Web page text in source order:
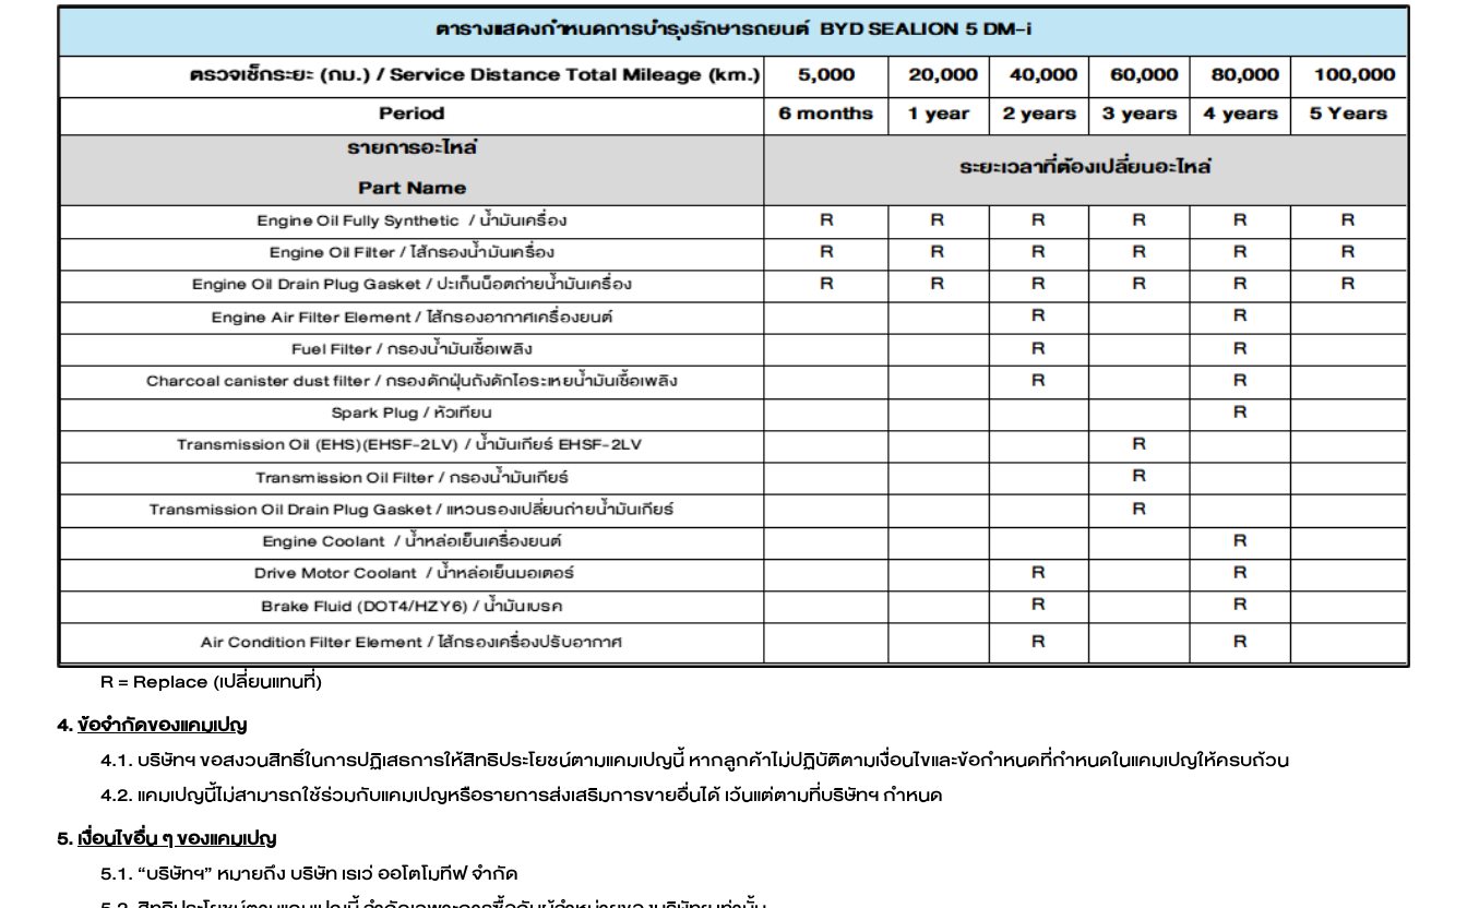
R = Replace (เปลี่ยนแทนที่)
4.ข้อจำกัดของแคมเปญ
4.1. บริษัทฯ ขอสงวนสิทธิ์ในการปฏิเสธการให้สิทธิประโยชน์ตามแคมเปญนี้ หากลูกค้าไม่ปฏิบัติตามเงื่อนไขและข้อกำหนดที่กำหนดในแคมเปญให้ครบถ้วน
4.2. แคมเปญนี้ไม่สามารถใช้ร่วมกับแคมเปญหรือรายการส่งเสริมการขายอื่นได้ เว้นแต่ตามที่บริษัทฯ กำหนด
5.เงื่อนไขอื่น ๆ ของแคมเปญ
5.1. “บริษัทฯ” หมายถึง บริษัท เรเว่ ออโตโมทีฟ จำกัด